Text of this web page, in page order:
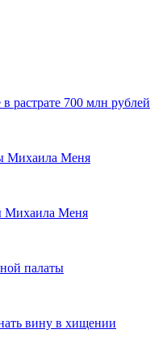
растрате 700 млн рублей
Михаила Меня
Михаила Меня
палаты
вину в хищении